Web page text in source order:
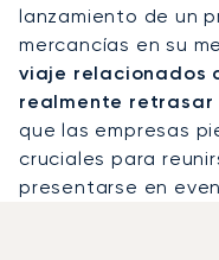
lanzamiento de un
mercancías en su
viaje relacionados
realmente retrasar
que las empresas
cruciales para
presentarse en